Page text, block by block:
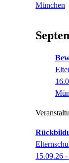
München
15.09.26